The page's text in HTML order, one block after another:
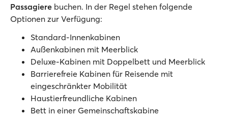
Passagiere buchen. In der Regel stehen folgende
Optionen zur Verfügung:
Standard-Innenkabinen
Außenkabinen mit Meerblick
Deluxe-Kabinen mit Doppelbett und Meerblick
Barrierefreie Kabinen für Reisende mit
eingeschränkter Mobilität
Haustierfreundliche Kabinen
Bett in einer Gemeinschaftskabine